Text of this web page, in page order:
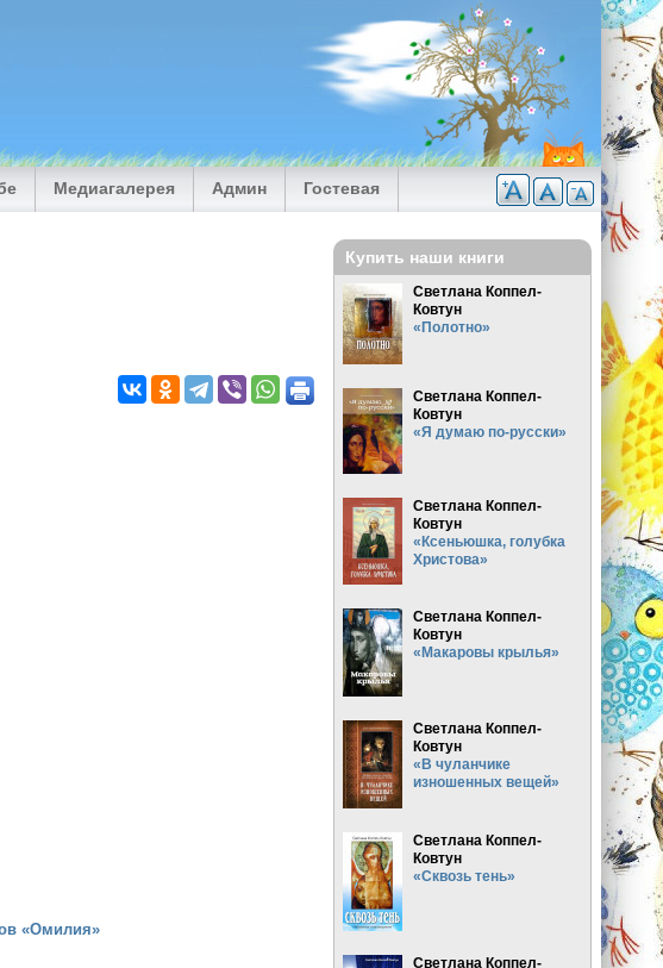
Медиагалерея Админ Гостевая
«Омилия»
Купить наши книги
Светлана Коппел-
Ковтун
«Полотно»
Светлана Коппел-
Ковтун
«Я думаю по-русски»
Светлана Коппел-
Ковтун
«Ксеньюшка, голубка
Христова»
Светлана Коппел-
Ковтун
«Макаровы крылья»
Светлана Коппел-
Ковтун
«В чуланчике
изношенных вещей»
Светлана Коппел-
Ковтун
«Сквозь тень»
Светлана Коппел-